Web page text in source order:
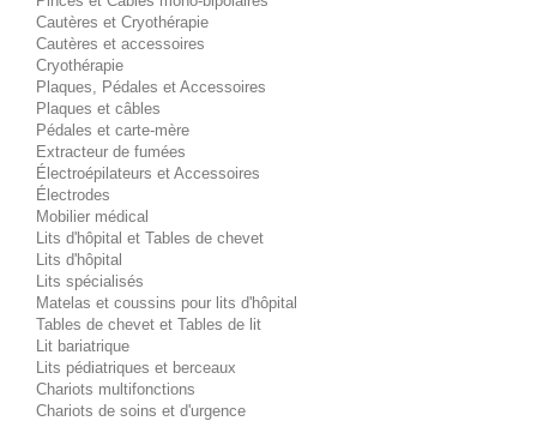
Cautères et Cryothérapie
Cautères et accessoires
Cryothérapie
Plaques, Pédales et Accessoires
Plaques et câbles
Pédales et carte-mère
Extracteur de fumées
Électroépilateurs et Accessoires
Électrodes
Mobilier médical
Lits d'hôpital et Tables de chevet
Lits d'hôpital
Lits spécialisés
Matelas et coussins pour lits d'hôpital
Tables de chevet et Tables de lit
Lit bariatrique
Lits pédiatriques et berceaux
Chariots multifonctions
Chariots de soins et d'urgence